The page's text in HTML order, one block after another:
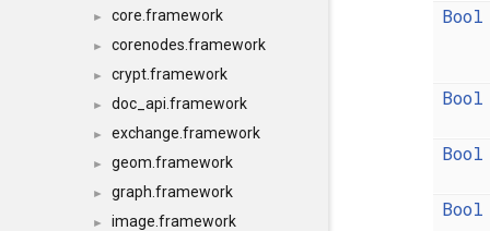
► core.framework
► corenodes.framework
► crypt.framework
► doc_api.framework
► exchange.framework
► geom.framework
► graph.framework
► image.framework
Bool
Bool
Bool
Bool